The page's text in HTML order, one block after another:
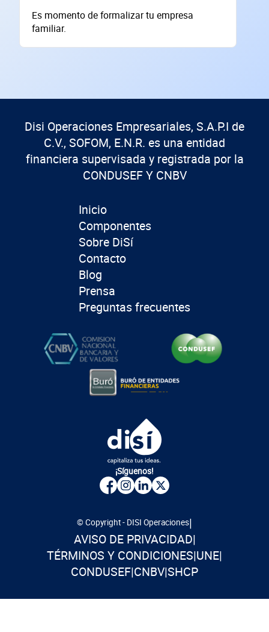
Es momento de formalizar tu empresa
familiar.
+50 empresas financiadas en los últimos 30 días
Inicio
Componentes
Sobre DiSí
Contacto
Blog
Prensa
Preguntas frecuentes
Disi Operaciones Empresariales, S.A.P.I de
C.V., SOFOM, E.N.R. es una entidad
financiera supervisada y registrada por la
CONDUSEF Y CNBV
¡Síguenos!
© Copyright - DISI Operaciones|
AVISO DE PRIVACIDAD|
TÉRMINOS Y CONDICIONES|UNE|
CONDUSEF|CNBV|SHCP